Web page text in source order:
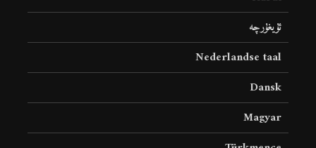
ئۇيغۇرچە
Nederlandse taal
Dansk
Magyar